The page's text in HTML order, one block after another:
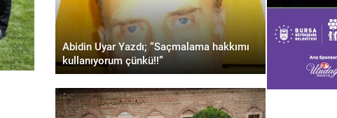
Abidin Uyar Yazdı; “Saçmalama hakkımı
kullanıyorum çünkü!!”